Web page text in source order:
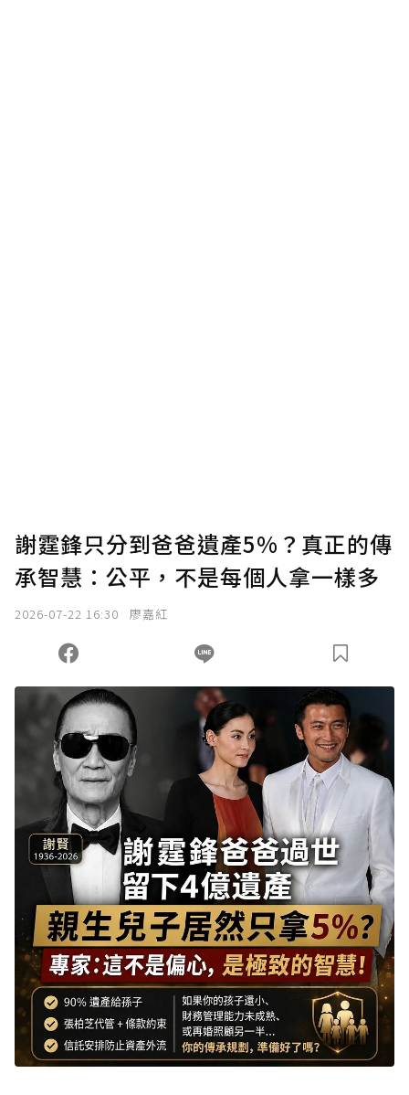
謝霆鋒只分到爸爸遺產5%？真正的傳
承智慧：公平，不是每個人拿一樣多
2026-07-22 16:30 廖嘉紅